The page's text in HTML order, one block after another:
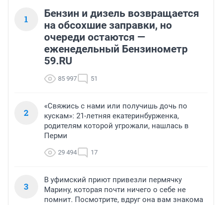
1
Бензин и дизель возвращается
на обсохшие заправки, но
очереди остаются —
еженедельный Бензинометр
59.RU
85 997 51
2
«Свяжись с нами или получишь дочь по
кускам»: 21-летняя екатеринбурженка,
родителям которой угрожали, нашлась в
Перми
29 494 17
3
В уфимский приют привезли пермячку
Марину, которая почти ничего о себе не
помнит. Посмотрите, вдруг она вам знакома